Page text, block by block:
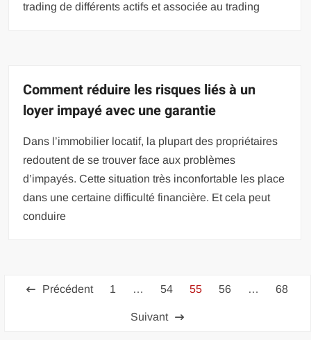
trading de différents actifs et associée au trading
Comment réduire les risques liés à un
loyer impayé avec une garantie
Dans l’immobilier locatif, la plupart des propriétaires
redoutent de se trouver face aux problèmes
d’impayés. Cette situation très inconfortable les place
dans une certaine difficulté financière. Et cela peut
conduire
Pagination
Précédent 1 … 54 55 56 … 68
Suivant